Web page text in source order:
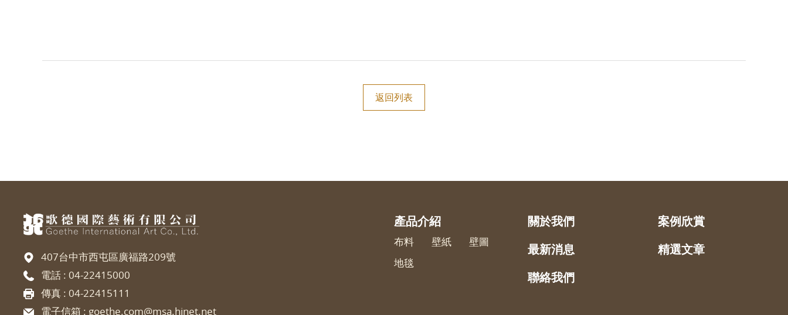
返回列表
產品介紹
布料 壁紙
壁圖
地毯
關於我們
案例欣賞
最新消息
精選文章
聯絡我們
407台中市西屯區廣福路209號
電話 : 04-22415000
傳真 : 04-22415111
電子信箱 : goethe.com@msa.hinet.net